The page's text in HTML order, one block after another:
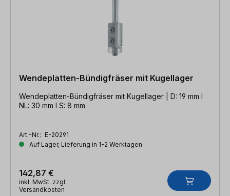
Wendeplatten-Bündigfräser mit Kugellager
Wendeplatten-Bündigfräser mit Kugellager | D: 19 mm l
NL: 30 mm l S: 8 mm
Art.-Nr.: E-20291
Auf Lager, Lieferung in 1-2 Werktagen
142,87 €
inkl. MwSt. zzgl.
Versandkosten